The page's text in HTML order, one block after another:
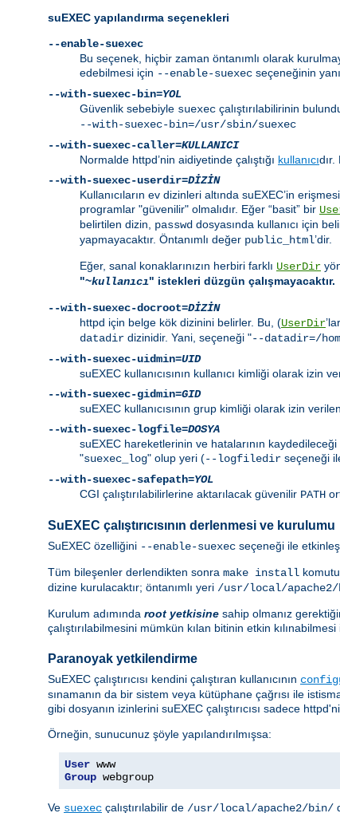
suEXEC yapılandırma seçenekleri
--enable-suexec
Bu seçenek, hiçbir zaman öntanımlı olarak
edebilmesi için --enable-suexec seçeneğinin
--with-suexec-bin=YOL
Güvenlik sebebiyle suexec çalıştırılabilirinin
--with-suexec-bin=/usr/sbin/suexec
--with-suexec-caller=KULLANICI
Normalde httpd’nin aidiyetinde çalıştığı kullanıcıdır.
--with-suexec-userdir=DİZİN
Kullanıcıların ev dizinleri altında suEXEC’in
programlar "güvenilir" olmalıdır. Eğer “basit” bir
belirtilen dizin, passwd dosyasında kullanıcı için
yapmayacaktır. Öntanımlı değer public_html’dir.
Eğer, sanal konaklarınızın herbiri farklı UserDir
"~kullanıcı" istekleri düzgün çalışmayacaktır.
--with-suexec-docroot=DİZİN
httpd için belge kök dizinini belirler. Bu, (UserDir
datadir dizinidir. Yani, seçeneği "--datadir=/
--with-suexec-uidmin=UID
suEXEC kullanıcısının kullanıcı kimliği olarak
--with-suexec-gidmin=GID
suEXEC kullanıcısının grup kimliği olarak izin
--with-suexec-logfile=DOSYA
suEXEC hareketlerinin ve hatalarının kaydedileceği
"suexec_log" olup yeri (--logfiledir seçeneği
--with-suexec-safepath=YOL
CGI çalıştırılabilirlerine aktarılacak güvenilir PATH
SuEXEC çalıştırıcısının derlenmesi ve kurulumu
SuEXEC özelliğini --enable-suexec seçeneği ile
Tüm bileşenler derlendikten sonra make install
dizine kurulacaktır; öntanımlı yeri /usr/local/
Kurulum adımında root yetkisine sahip olmanız
çalıştırılabilmesini mümkün kılan bitinin etkin
Paranoyak yetkilendirme
SuEXEC çalıştırıcısı kendini çalıştıran kullanıcının
sınamanın da bir sistem veya kütüphane çağrısı ile
gibi dosyanın izinlerini suEXEC çalıştırıcısı sadece
Örneğin, sunucunuz şöyle yapılandırılmışsa:
User
Group webgroup
Ve suexec çalıştırılabilir de /usr/local/apache2/bin/